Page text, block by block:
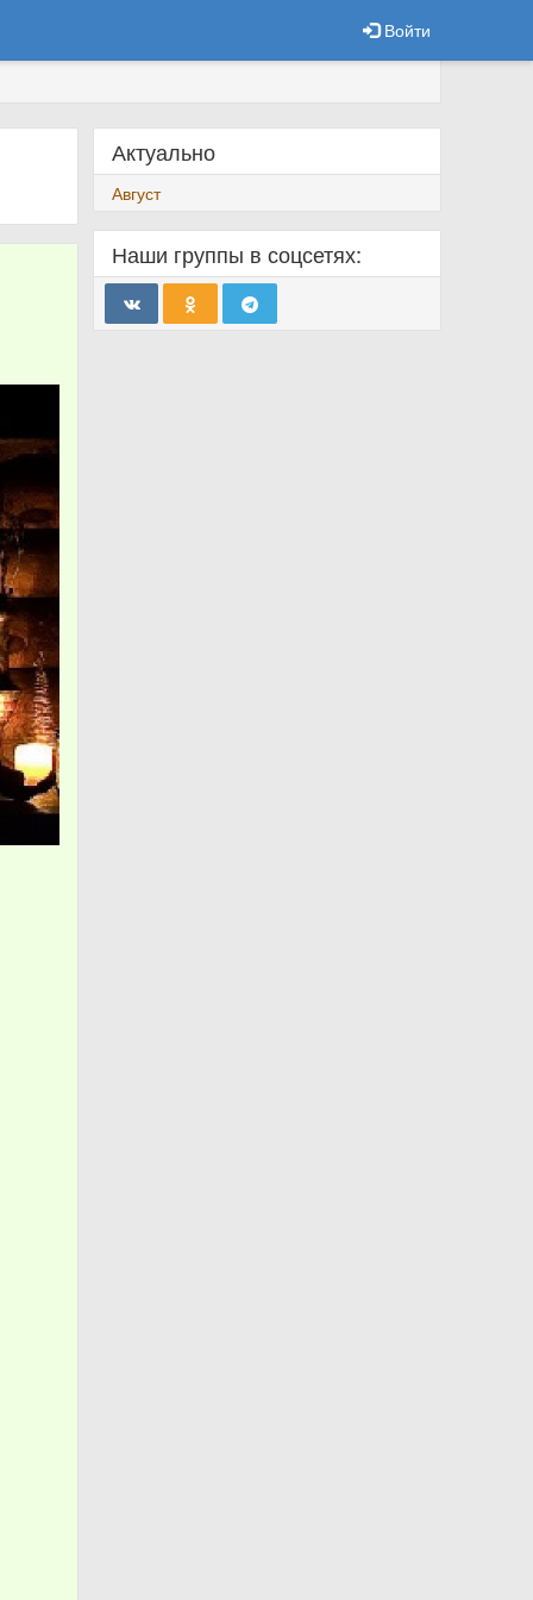
Войти
Актуально
Август
Наши группы в соцсетях: